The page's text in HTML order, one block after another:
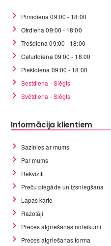
Pirmdiena 09:00 - 18:00
Otrdiena 09:00 - 18:00
Trešdiena 09:00 - 18:00
Ceturtdiena 09:00 - 18:00
Piektdiena 09:00 - 18:00
Sestdiena - Slēgts
Svētdiena - Slēgts
Informācija klientiem
Sazinies ar mums
Par mums
Rekvizīti
Preču piegāde un izsniegšana
Lapas karte
Ražotāji
Preces atgriešanas noteikumi
Preces atgriešanas forma